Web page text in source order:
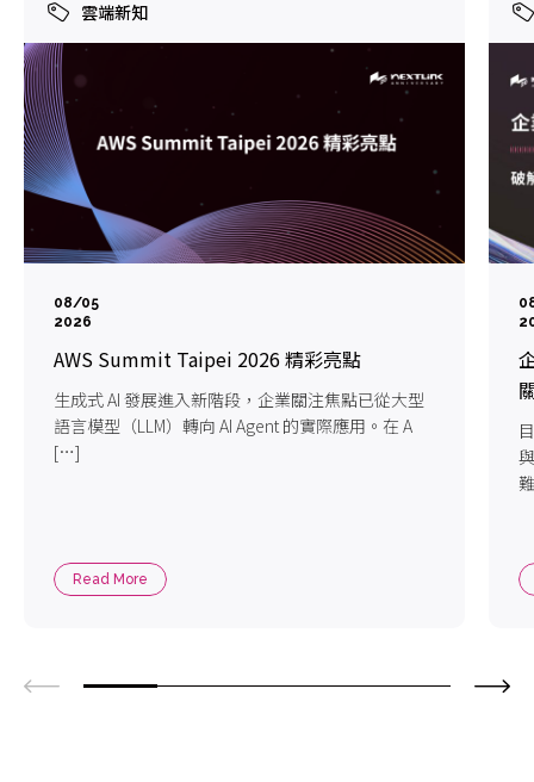
雲端新知
08/05
2026
AWS Summit Taipei 2026 精彩亮點
生成式 AI 發展進入新階段，企業關注焦點已從大型
語言模型（LLM）轉向 AI Agent 的實際應用。在 A
[…]
Read More